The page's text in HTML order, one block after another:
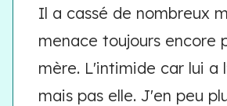
Il a cassé de nombreux
menace toujours encore
mère. L'intimide car lui a
mais pas elle. J'en peu